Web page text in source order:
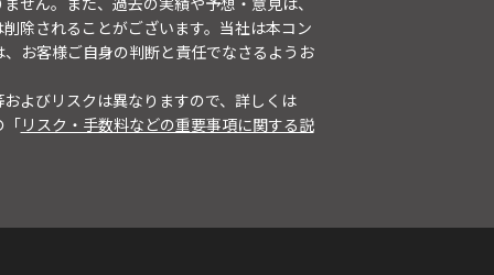
除されることがございます。当社は本コン
お客様ご自身の判断と責任でなさるようお
よびリスクは異なりますので、詳しくは
「リスク・手数料などの重要事項に関する説